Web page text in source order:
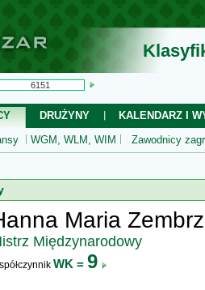
DRUŻYNY
KALENDARZ I
WGM, WLM, WIM Zawodnicy
Maria
Międzynarodowy
WK = 9